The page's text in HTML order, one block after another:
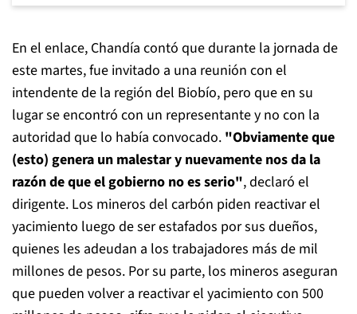
En el enlace, Chandía contó que durante la jornada de
este martes, fue invitado a una reunión con el
intendente de la región del Biobío, pero que en su
lugar se encontró con un representante y no con la
autoridad que lo había convocado. "Obviamente que
(esto) genera un malestar y nuevamente nos da la
razón de que el gobierno no es serio", declaró el
dirigente. Los mineros del carbón piden reactivar el
yacimiento luego de ser estafados por sus dueños,
quienes les adeudan a los trabajadores más de mil
millones de pesos. Por su parte, los mineros aseguran
que pueden volver a reactivar el yacimiento con 500